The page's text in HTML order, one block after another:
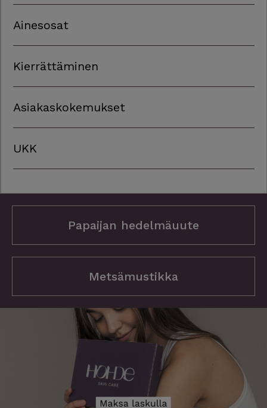
Ainesosat
Kierrättäminen
Asiakaskokemukset
UKK
Papaijan hedelmäuute
Metsämustikka